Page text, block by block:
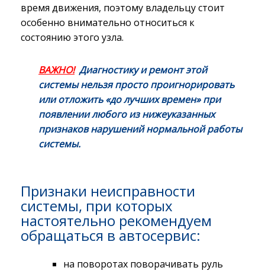
время движения, поэтому владельцу стоит
особенно внимательно относиться к
состоянию этого узла.
ВАЖНО! Диагностику и ремонт этой
системы нельзя просто проигнорировать
или отложить «до лучших времен» при
появлении любого из нижеуказанных
признаков нарушений нормальной работы
системы.
Признаки неисправности
системы, при которых
настоятельно рекомендуем
обращаться в автосервис:
на поворотах поворачивать руль